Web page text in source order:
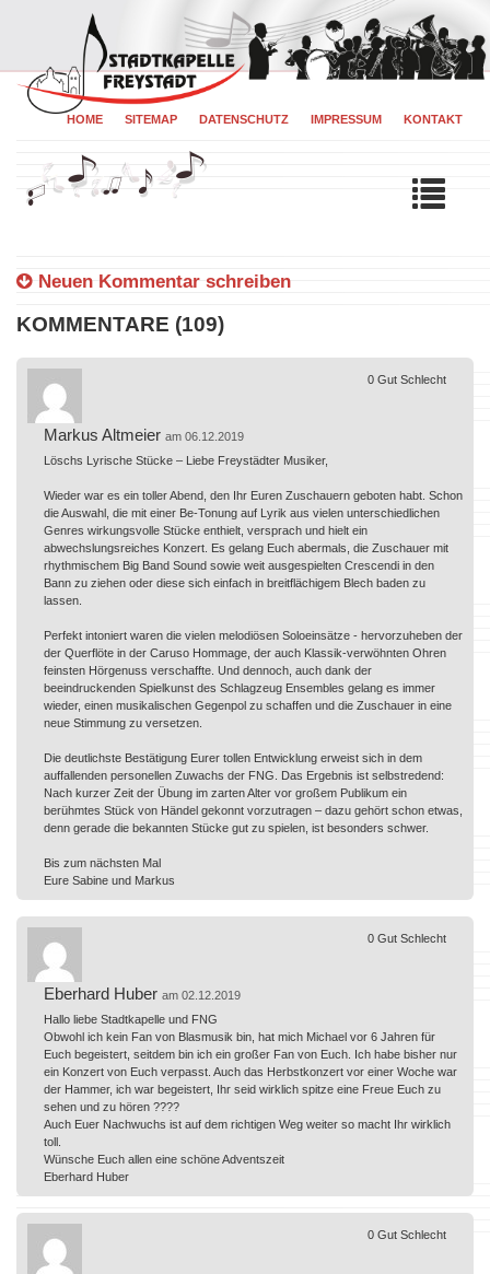
HOME SITEMAP DATENSCHUTZ IMPRESSUM KONTAKT
Neuen Kommentar schreiben
KOMMENTARE (109)
Markus Altmeier am 06.12.2019
Löschs Lyrische Stücke – Liebe Freystädter Musiker,
Wieder war es ein toller Abend, den Ihr Euren Zuschauern geboten habt. Schon
die Auswahl, die mit einer Be-Tonung auf Lyrik aus vielen unterschiedlichen
Genres wirkungsvolle Stücke enthielt, versprach und hielt ein
abwechslungsreiches Konzert. Es gelang Euch abermals, die Zuschauer mit
rhythmischem Big Band Sound sowie weit ausgespielten Crescendi in den
Bann zu ziehen oder diese sich einfach in breitflächigem Blech baden zu
lassen.
Perfekt intoniert waren die vielen melodiösen Soloeinsätze - hervorzuheben der
der Querflöte in der Caruso Hommage, der auch Klassik-verwöhnten Ohren
feinsten Hörgenuss verschaffte. Und dennoch, auch dank der
beeindruckenden Spielkunst des Schlagzeug Ensembles gelang es immer
wieder, einen musikalischen Gegenpol zu schaffen und die Zuschauer in eine
neue Stimmung zu versetzen.
Die deutlichste Bestätigung Eurer tollen Entwicklung erweist sich in dem
auffallenden personellen Zuwachs der FNG. Das Ergebnis ist selbstredend:
Nach kurzer Zeit der Übung im zarten Alter vor großem Publikum ein
berühmtes Stück von Händel gekonnt vorzutragen – dazu gehört schon etwas,
denn gerade die bekannten Stücke gut zu spielen, ist besonders schwer.
Bis zum nächsten Mal
Eure Sabine und Markus
0 Gut Schlecht
Eberhard Huber am 02.12.2019
Hallo liebe Stadtkapelle und FNG
Obwohl ich kein Fan von Blasmusik bin, hat mich Michael vor 6 Jahren für
Euch begeistert, seitdem bin ich ein großer Fan von Euch. Ich habe bisher nur
ein Konzert von Euch verpasst. Auch das Herbstkonzert vor einer Woche war
der Hammer, ich war begeistert, Ihr seid wirklich spitze eine Freue Euch zu
sehen und zu hören ????
Auch Euer Nachwuchs ist auf dem richtigen Weg weiter so macht Ihr wirklich
toll.
Wünsche Euch allen eine schöne Adventszeit
Eberhard Huber
0 Gut Schlecht
0 Gut Schlecht